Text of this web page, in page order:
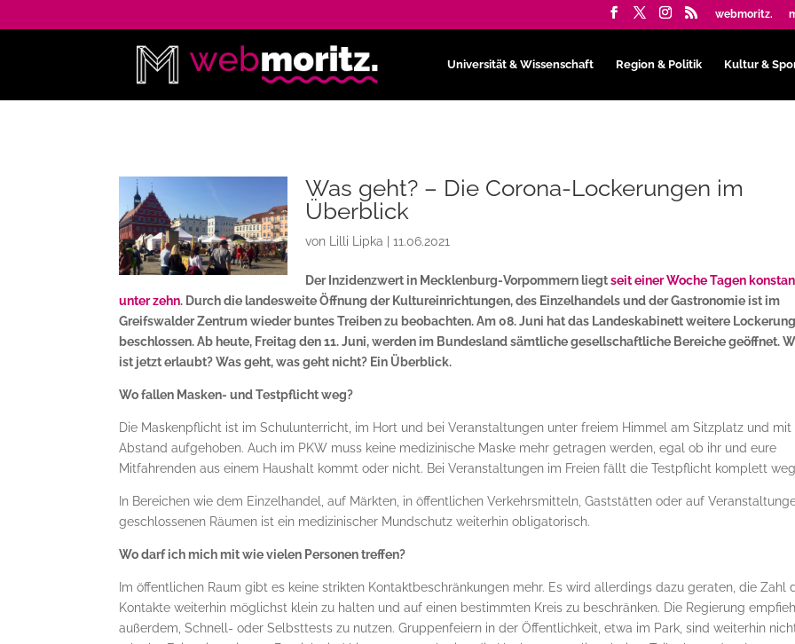
webmoritz.
Universität & Wissenschaft Region & Politik Kultur &
Was geht? – Die Corona-Lockerungen im
Überblick
von Lilli Lipka |11.06.2021
Der Inzidenzwert in Mecklenburg-Vorpommern liegtseit einer Woche Tagen
unter zehn. Durch die landesweite Öffnung der Kultureinrichtungen, des Einzelhandels und der Gastronomie ist im
Greifswalder Zentrum wieder buntes Treiben zu beobachten. Am 08. Juni hat das Landeskabinett weitere
beschlossen. Ab heute, Freitag den 11. Juni, werden im Bundesland sämtliche gesellschaftliche Bereiche geöffnet.
ist jetzt erlaubt? Was geht, was geht nicht? Ein Überblick.
Wo fallen Masken- und Testpflicht weg?
Die Maskenpflicht ist im Schulunterricht, im Hort und bei Veranstaltungen unter freiem Himmel am Sitzplatz und mit
Abstand aufgehoben. Auch im PKW muss keine medizinische Maske mehr getragen werden, egal ob ihr und eure
Mitfahrenden aus einem Haushalt kommt oder nicht. Bei Veranstaltungen im Freien fällt die Testpflicht komplett
In Bereichen wie dem Einzelhandel, auf Märkten, in öffentlichen Verkehrsmitteln, Gaststätten oder auf
geschlossenen Räumen ist ein medizinischer Mundschutz weiterhin obligatorisch.
Wo darf ich mich mit wie vielen Personen treffen?
Im öffentlichen Raum gibt es keine strikten Kontaktbeschränkungen mehr. Es wird allerdings dazu geraten, die Zahl
Kontakte weiterhin möglichst klein zu halten und auf einen bestimmten Kreis zu beschränken. Die Regierung
außerdem, Schnell- oder Selbsttests zu nutzen. Gruppenfeiern in der Öffentlichkeit, etwa im Park, sind weiterhin